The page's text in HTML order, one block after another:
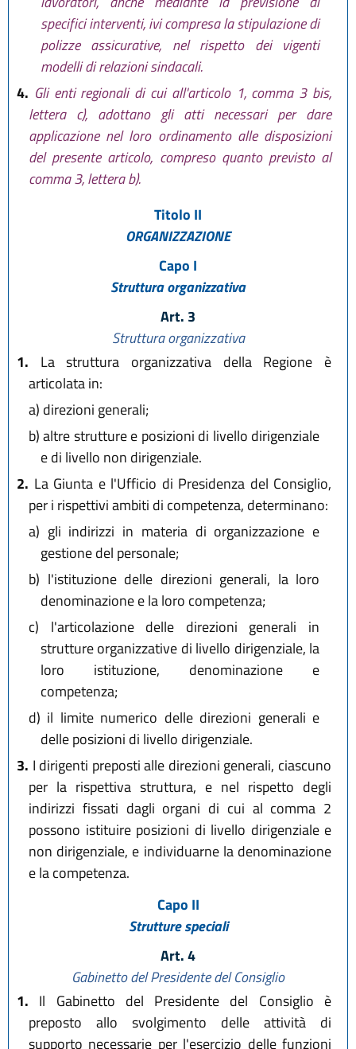
specifici interventi, ivi compresa la stipulazione di
polizze assicurative, nel rispetto dei vigenti
modelli di relazioni sindacali.
4. Gli enti regionali di cui all'articolo 1, comma 3 bis,
lettera c), adottano gli atti necessari per dare
applicazione nel loro ordinamento alle disposizioni
del presente articolo, compreso quanto previsto al
comma 3, lettera b).
Titolo II
ORGANIZZAZIONE
Capo I
Struttura organizzativa
Art. 3
Struttura organizzativa
1. La struttura organizzativa della Regione è
articolata in:
a) direzioni generali;
b)altre strutture e posizioni di livello dirigenziale
e di livello non dirigenziale.
2. La Giunta e l'Ufficio di Presidenza del Consiglio,
per i rispettivi ambiti di competenza, determinano:
a) gli indirizzi in materia di organizzazione e
gestione del personale;
b) l'istituzione delle direzioni generali, la loro
denominazione e la loro competenza;
c) l'articolazione delle direzioni generali in
strutture organizzative di livello dirigenziale, la
loro istituzione, denominazione e
competenza;
d) il limite numerico delle direzioni generali e
delle posizioni di livello dirigenziale.
3. I dirigenti preposti alle direzioni generali, ciascuno
per la rispettiva struttura, e nel rispetto degli
indirizzi fissati dagli organi di cui al comma 2
possono istituire posizioni di livello dirigenziale e
non dirigenziale, e individuarne la denominazione
e la competenza.
Capo II
Strutture speciali
Art. 4
Gabinetto del Presidente del Consiglio
1. Il Gabinetto del Presidente del Consiglio è
preposto allo svolgimento delle attività di
supporto necessarie per l'esercizio delle funzioni